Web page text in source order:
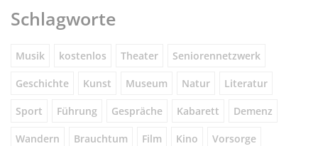
Schlagworte
Musik kostenlos Theater Seniorennetzwerk
Geschichte Kunst Museum Natur Literatur
Sport Führung Gespräche Kabarett Demenz
Wandern Brauchtum Film Kino Vorsorge